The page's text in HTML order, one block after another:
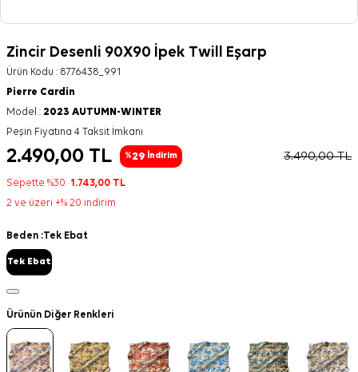
Zincir Desenli 90X90 İpek Twill Eşarp
Ürün Kodu : 8776438_991
Pierre Cardin
Model : 2023 AUTUMN-WINTER
Peşin Fiyatına 4 Taksit İmkanı
2.490,00 TL %29 İndirim 3.490,00TL
Sepette %30 1.743,00 TL
2 ve üzeri +% 20 indirim
Beden :Tek Ebat
Tek Ebat
Ürünün Diğer Renkleri